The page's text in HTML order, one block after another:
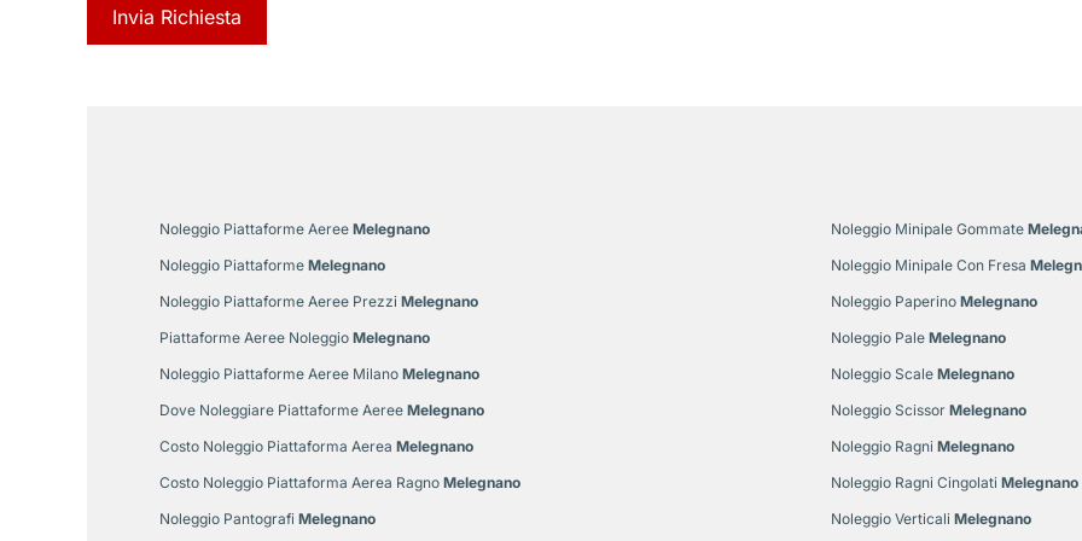
Noleggio Piattaforme Aeree Melegnano
Noleggio Piattaforme Melegnano
Noleggio Piattaforme Aeree Prezzi Melegnano
Piattaforme Aeree Noleggio Melegnano
Noleggio Piattaforme Aeree Milano Melegnano
Dove Noleggiare Piattaforme Aeree Melegnano
Costo Noleggio Piattaforma Aerea Melegnano
Costo Noleggio Piattaforma Aerea Ragno Melegnano
Noleggio Pantografi Melegnano
Noleggio Minipale Gommate
Noleggio Minipale Con Fresa
Noleggio Paperino Melegnano
Noleggio Pale Melegnano
Noleggio Scale Melegnano
Noleggio Scissor Melegnano
Noleggio Ragni Melegnano
Noleggio Ragni Cingolati Melegnano
Noleggio Verticali Melegnano